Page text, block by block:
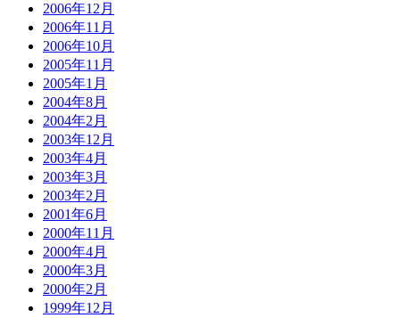
2006年12月
2006年11月
2006年10月
2005年11月
2005年1月
2004年8月
2004年2月
2003年12月
2003年4月
2003年3月
2003年2月
2001年6月
2000年11月
2000年4月
2000年3月
2000年2月
1999年12月